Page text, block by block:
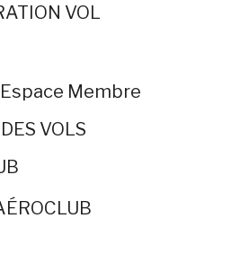
VOL
Membre
VOLS